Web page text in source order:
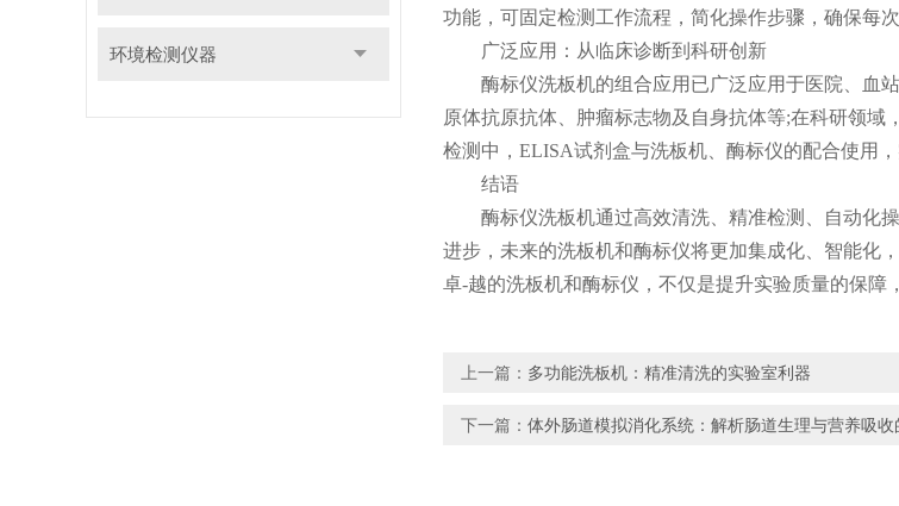
环境检测仪器
功能，可固定检测工作流程，简化操作步骤，确保每次
广泛应用：从临床诊断到科研创新
酶标仪洗板机的组合应用已广泛应用于医院、血站
原体抗原抗体、肿瘤标志物及自身抗体等;在科研领
检测中，ELISA试剂盒与洗板机、酶标仪的配合使用
结语
酶标仪洗板机通过高效清洗、精准检测、自动化操
进步，未来的洗板机和酶标仪将更加集成化、智能化
卓-越的洗板机和酶标仪，不仅是提升实验质量的保障
上一篇： 多功能洗板机：精准清洗的实验室利器
下一篇： 体外肠道模拟消化系统：解析肠道生理与营养吸收